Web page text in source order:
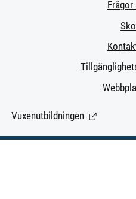
Frågor
Vuxenutbildningen (Länk till